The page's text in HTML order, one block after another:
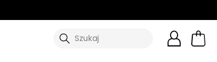
Szukaj